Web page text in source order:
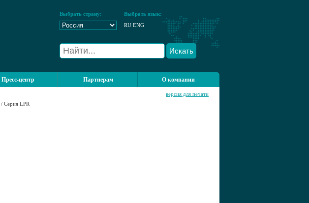
Выбрать страну:
Выбрать язык:
RU ENG
Искать
Пресс-центр Партнерам О компании
/ Серия LPR
версия для печати